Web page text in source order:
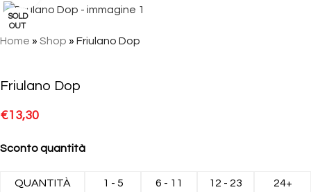
SOLD
OUT
Home » Shop » Friulano Dop
Friulano Dop
€13,30
Sconto quantità
QUANTITÀ 1 - 5 6 - 11 12 - 23 24+